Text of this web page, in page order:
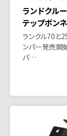
ランドクル
テップボン
ランクル70と
ンパー発売開
パ…